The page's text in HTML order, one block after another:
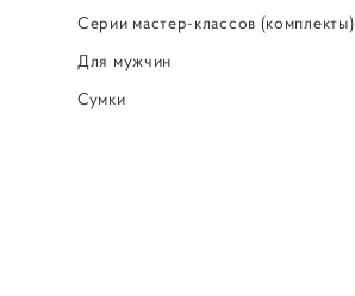
Серии мастер-классов (комплекты)
Для мужчин
Сумки